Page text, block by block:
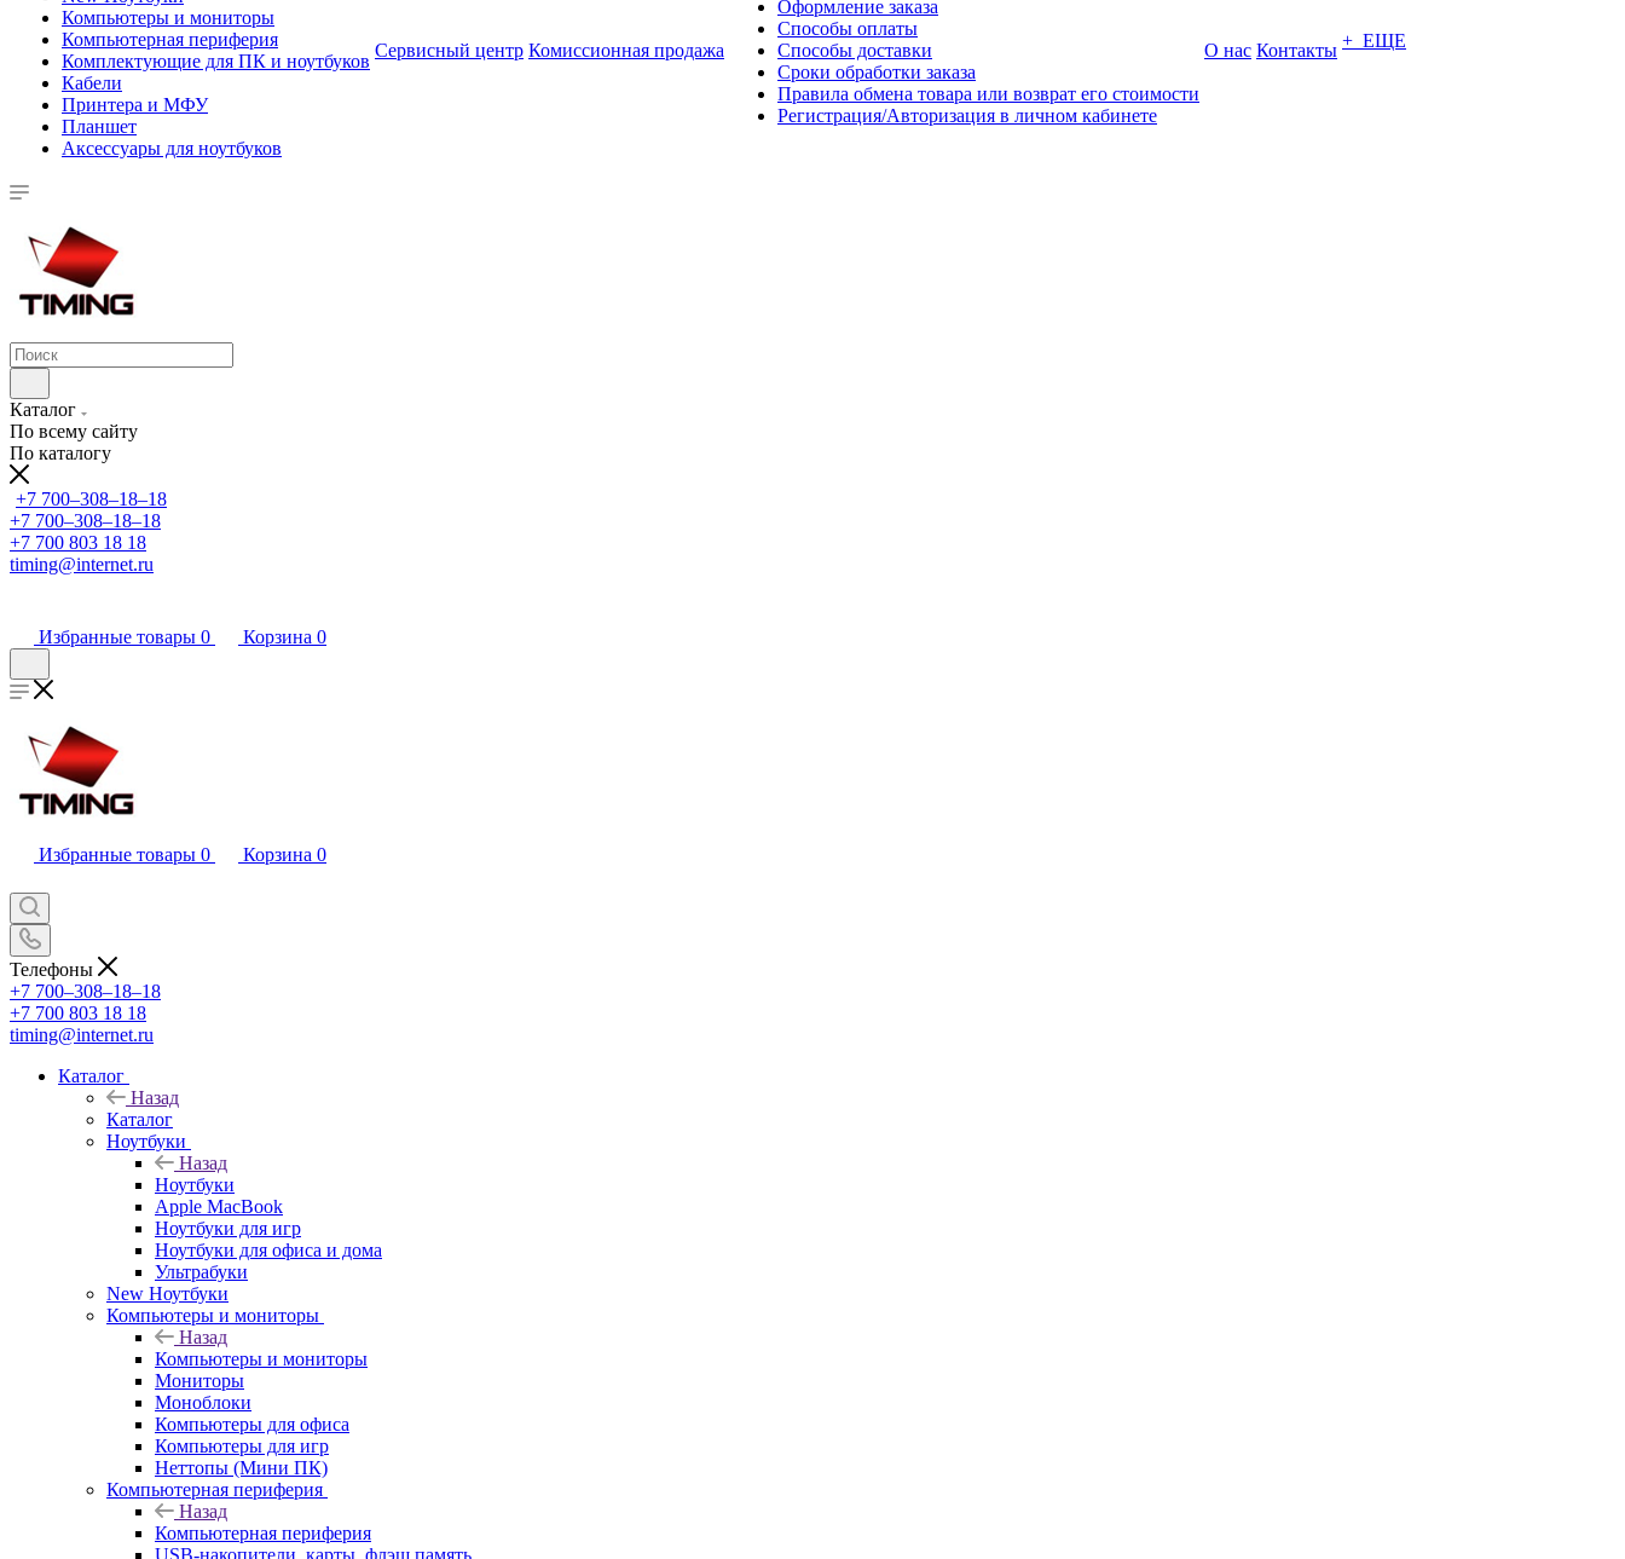
Компьютеры и мониторы
Компьютерная периферия
Комплектующие для ПК и ноутбуков
Кабели
Принтера и МФУ
Планшет
Аксессуары для ноутбуков
Сервисный центр Комиссионная продажа
Оформление заказа
Способы оплаты
Способы доставки
Сроки обработки заказа
Правила обмена товара или возврат его стоимости
Регистрация/Авторизация в личном кабинете
О нас Контакты + ЕЩЕ
Каталог
По всему сайту
По каталогу
+7 700‒308‒18‒18
+7 700‒308‒18‒18
+7 700 803 18 18
timing@internet.ru
Избранные товары 0 Корзина 0
Избранные товары 0 Корзина 0
Телефоны
+7 700‒308‒18‒18
+7 700 803 18 18
timing@internet.ru
Каталог
Назад
Каталог
Ноутбуки
Назад
Ноутбуки
Apple MacBook
Ноутбуки для игр
Ноутбуки для офиса и дома
Ультрабуки
New Ноутбуки
Компьютеры и мониторы
Назад
Компьютеры и мониторы
Мониторы
Моноблоки
Компьютеры для офиса
Компьютеры для игр
Неттопы (Мини ПК)
Компьютерная периферия
Назад
Компьютерная периферия
USB-накопители, карты, флэш память